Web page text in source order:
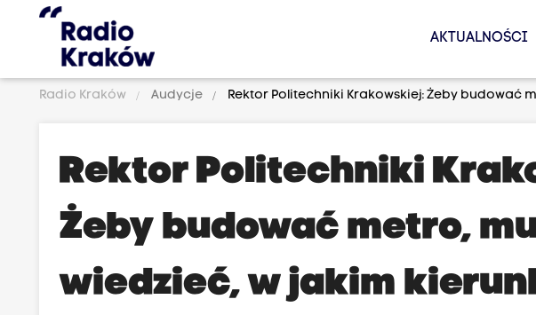
AKTUALNOŚCI
Radio Kraków Audycje Rektor Politechniki Krakowskiej: Żeby budować
Rektor Politechniki
Żeby budować metro,
wiedzieć, w jakim